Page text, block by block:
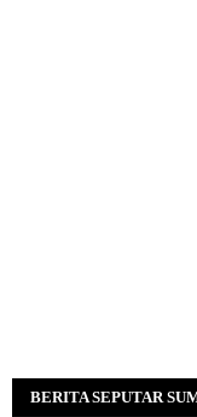
BERITA SEPUTAR